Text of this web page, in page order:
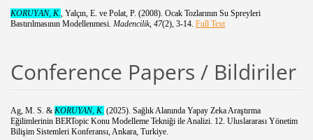
KORUYAN, K. , Yalçın, E. ve Polat, P. (2008). Ocak Tozlarının Su Spreyleri
Bastırılmasının Modellenmesi. Madencilik, 47(2), 3-14. Full Text
Conference Papers / Bildiriler
Ag, M. S. & KORUYAN, K. (2025). Sağlık Alanında Yapay Zeka Araştırma
Eğilimlerinin BERTopic Konu Modelleme Tekniği ile Analizi. 12. Uluslararası Yönetim
Bilişim Sistemleri Konferansı, Ankara, Turkiye.